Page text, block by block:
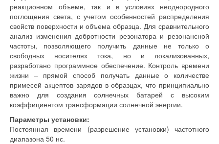
реакционном объеме, так и в условиях неоднородного
поглощения света, с учетом особенностей распределения
свойств поверхности и объема образца. Для сравнительного
анализ изменения добротности резонатора и резонансной
частоты, позволяющего получить данные не только о
свободных носителях тока, но и локализованных,
разработано программное обеспечение. Контроль времени
жизни – прямой способ получать данные о количестве
примесей акцептов зарядов в образцах, что принципиально
важно для создания солнечных батарей с высоким
коэффициентом трансформации солнечной энергии.
Параметры установки:
Постоянная времени (разрешение установки) частотного
диапазона 50 нс.